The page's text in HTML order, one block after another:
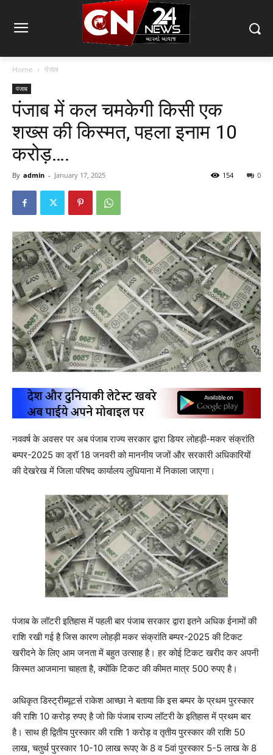
Home पंजाब
पंजाब
पंजाब में कल चमकेगी किसी एक
शख्स की किस्मत, पहला इनाम 10
करोड़….
By admin - January 17, 2025 0
154
नववर्ष के अवसर पर अब पंजाब राज्य सरकार द्वारा डियर लोहड़ी-मकर संक्रांति
बम्पर-2025 का ड्रॉ 18 जनवरी को माननीय जजों और सरकारी अधिकारियों
की देखरेख में जिला परिषद कार्यालय लुधियाना में निकाला जाएगा।
पंजाब के लॉटरी इतिहास में पहली बार पंजाब सरकार द्वारा इतने अधिक ईनामों की
राशि रखी गई है जिस कारण लोहड़ी मकर संक्रांति बम्पर-2025 की टिकट
खरीदने के लिए आम जनता में बहुत उत्साह है। हर कोई टिकट खरीद कर अपनी
किस्मत आजमाना चाहता है, क्योंकि टिकट की कीमत मात्र 500 रुपए है।
अधिकृत डिस्ट्रीब्यूटर्स राकेश आच्छा ने बताया कि इस बम्पर के प्रथम पुरस्कार
की राशि 10 करोड़ रुपए है जो कि पंजाब राज्य लॉटरी के इतिहास में प्रथम बार
है। साथ ही द्वितीय पुरस्कार की राशि 1 करोड़ व तृतीय पुरस्कार की राशि 50
लाख, चतुर्थ पुरस्कार 10-10 लाख रूपए के 8 व 5वां पुरस्कार 5-5 लाख के 8